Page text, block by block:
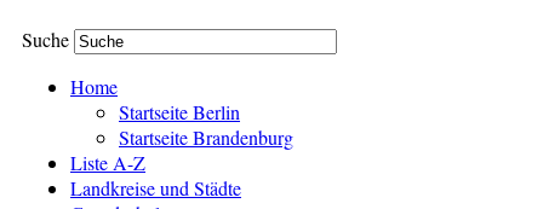
Suche
Home
Startseite Berlin
Startseite Brandenburg
Liste A-Z
Landkreise und Städte